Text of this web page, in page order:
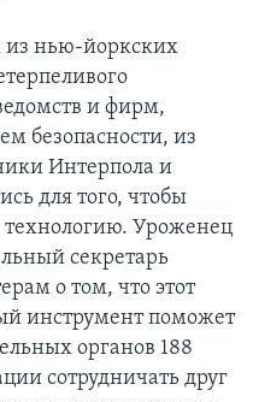
из нью-йоркских
и фирм,
безопасности, из
Интерпола и
для того, чтобы
технологию. Уроженец
секретарь
о том, что этот
инструмент поможет
органов 188
сотрудничать друг